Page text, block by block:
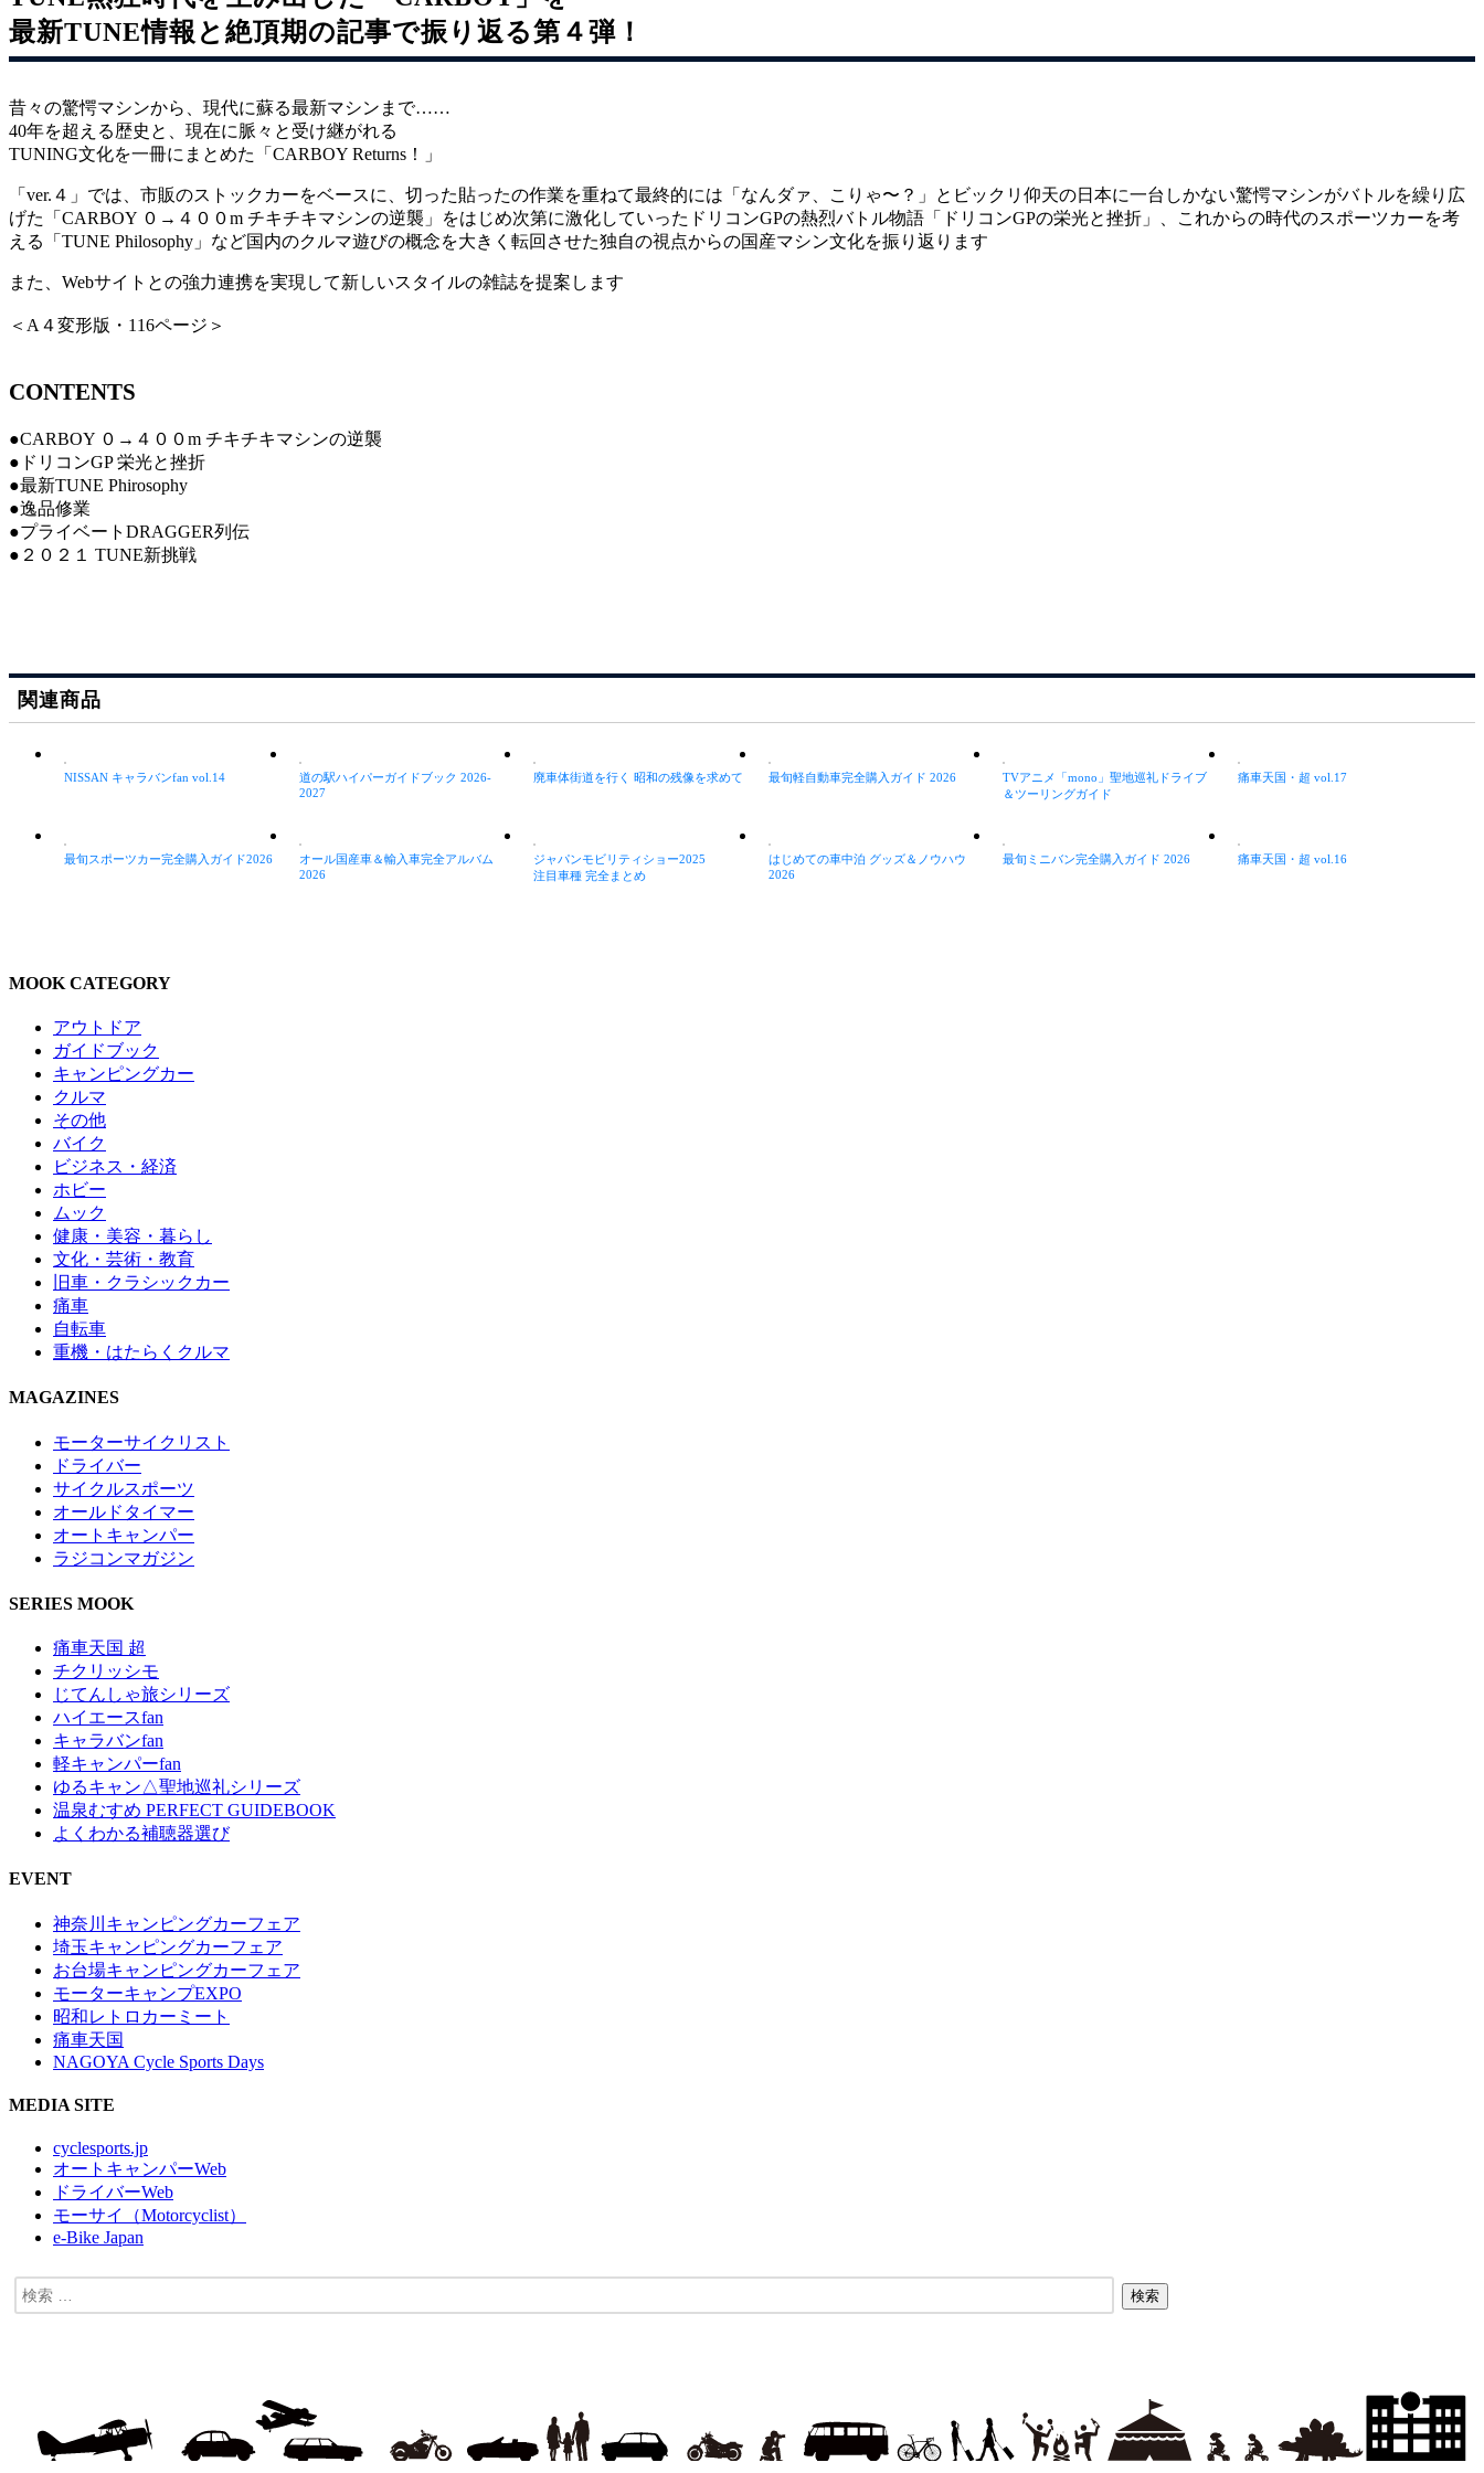
最新TUNE情報と絶頂期の記事で振り返る第４弾！
昔々の驚愕マシンから、現代に蘇る最新マシンまで……
40年を超える歴史と、現在に脈々と受け継がれる
TUNING文化を一冊にまとめた「CARBOY Returns！」
「ver.４」では、市販のストックカーをベースに、切った貼ったの作業を重ねて最終的には「なんダァ、こりゃ〜？」とビックリ仰天の日本に一台しかない驚愕マシンがバトルを繰り広
げた「CARBOY ０→４００m チキチキマシンの逆襲」をはじめ次第に激化していったドリコンGPの熱烈バトル物語「ドリコンGPの栄光と挫折」、これからの時代のスポーツカーを考
える「TUNE Philosophy」など国内のクルマ遊びの概念を大きく転回させた独自の視点からの国産マシン文化を振り返ります
また、Webサイトとの強力連携を実現して新しいスタイルの雑誌を提案します
＜A４変形版・116ページ＞
CONTENTS
●CARBOY ０→４００m チキチキマシンの逆襲
●ドリコンGP 栄光と挫折
●最新TUNE Phirosophy
●逸品修業
●プライベートDRAGGER列伝
●２０２１ TUNE新挑戦
関連商品
NISSAN キャラバンfan vol.14
道の駅ハイパーガイドブック 2026-
2027
廃車体街道を行く 昭和の残像を求めて 最旬軽自動車完全購入ガイド 2026
TVアニメ「mono」聖地巡礼ドライブ
＆ツーリングガイド
痛車天国・超 vol.17
最旬スポーツカー完全購入ガイド2026
オール国産車＆輸入車完全アルバム
2026
ジャパンモビリティショー2025
注目車種 完全まとめ
はじめての車中泊 グッズ＆ノウハウ
2026
最旬ミニバン完全購入ガイド 2026 痛車天国・超 vol.16
MOOK CATEGORY
アウトドア
ガイドブック
キャンピングカー
クルマ
その他
バイク
ビジネス・経済
ホビー
ムック
健康・美容・暮らし
文化・芸術・教育
旧車・クラシックカー
痛車
自転車
重機・はたらくクルマ
MAGAZINES
モーターサイクリスト
ドライバー
サイクルスポーツ
オールドタイマー
オートキャンパー
ラジコンマガジン
SERIES MOOK
痛車天国 超
チクリッシモ
じてんしゃ旅シリーズ
ハイエースfan
キャラバンfan
軽キャンパーfan
ゆるキャン△聖地巡礼シリーズ
温泉むすめ PERFECT GUIDEBOOK
よくわかる補聴器選び
EVENT
神奈川キャンピングカーフェア
埼玉キャンピングカーフェア
お台場キャンピングカーフェア
モーターキャンプEXPO
昭和レトロカーミート
痛車天国
NAGOYA Cycle Sports Days
MEDIA SITE
cyclesports.jp
オートキャンパーWeb
ドライバーWeb
モーサイ（Motorcyclist）
e-Bike Japan